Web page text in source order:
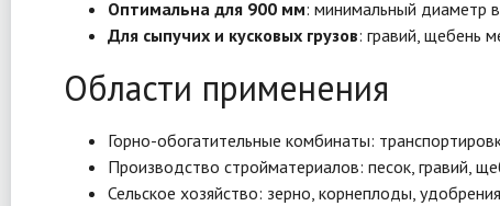
Оптимальна для 900 мм: минимальный диаметр
Для сыпучих и кусковых грузов: гравий, щебень
Области применения
Горно-обогатительные комбинаты:
Производство стройматериалов: песок, гравий,
Сельское хозяйство: зерно, корнеплоды,